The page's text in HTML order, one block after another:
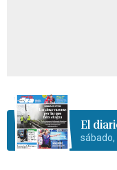
El
sábado,